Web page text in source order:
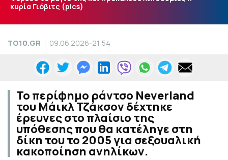
κυρία Γιόβιτς (pics)
TO10.GR 09.06.2026-21:54
Το περίφημο ράντσο Neverland
του Μάικλ Τζάκσον δέχτηκε
έρευνες στο πλαίσιο της
υπόθεσης που θα κατέληγε στη
δίκη του το 2005 για σεξουαλική
κακοποίηση ανηλίκων.